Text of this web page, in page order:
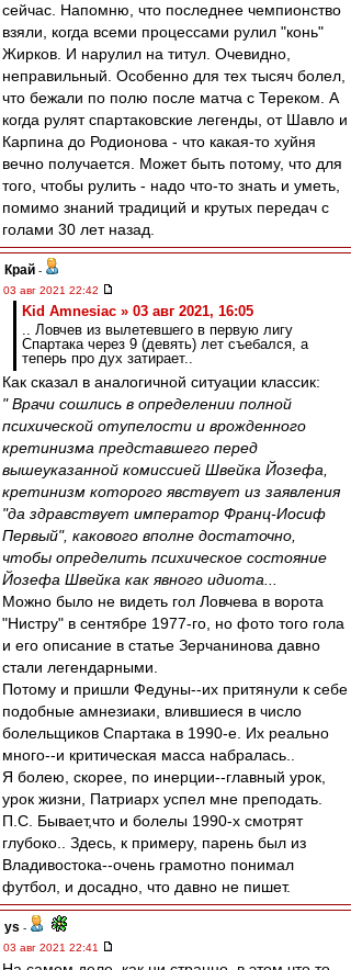
сейчас. Напомню, что последнее чемпионство
взяли, когда всеми процессами рулил "конь"
Жирков. И нарулил на титул. Очевидно,
неправильный. Особенно для тех тысяч болел,
что бежали по полю после матча с Тереком. А
когда рулят спартаковские легенды, от Шавло и
Карпина до Родионова - что какая-то хуйня
вечно получается. Может быть потому, что для
того, чтобы рулить - надо что-то знать и уметь,
помимо знаний традиций и крутых передач с
голами 30 лет назад.
Край -
03 авг 2021 22:42
Kid Amnesiac » 03 авг 2021, 16:05
.. Ловчев из вылетевшего в первую лигу
Спартака через 9 (девять) лет съебался, а
теперь про дух затирает..
Как сказал в аналогичной ситуации классик:
" Врачи сошлись в определении полной
психической отупелости и врожденного
кретинизма представшего перед
вышеуказанной комиссией Швейка Йозефа,
кретинизм которого явствует из заявления
"да здравствует император Франц-Иосиф
Первый", какового вполне достаточно,
чтобы определить психическое состояние
Йозефа Швейка как явного идиота...
Можно было не видеть гол Ловчева в ворота
"Нистру" в сентябре 1977-го, но фото того гола
и его описание в статье Зерчанинова давно
стали легендарными.
Потому и пришли Федуны--их притянули к себе
подобные амнезиаки, влившиеся в число
болельщиков Спартака в 1990-е. Их реально
много--и критическая масса набралась..
Я болею, скорее, по инерции--главный урок,
урок жизни, Патриарх успел мне преподать.
П.С. Бывает,что и болелы 1990-х смотрят
глубоко.. Здесь, к примеру, парень был из
Владивостока--очень грамотно понимал
футбол, и досадно, что давно не пишет.
ys -
03 авг 2021 22:41